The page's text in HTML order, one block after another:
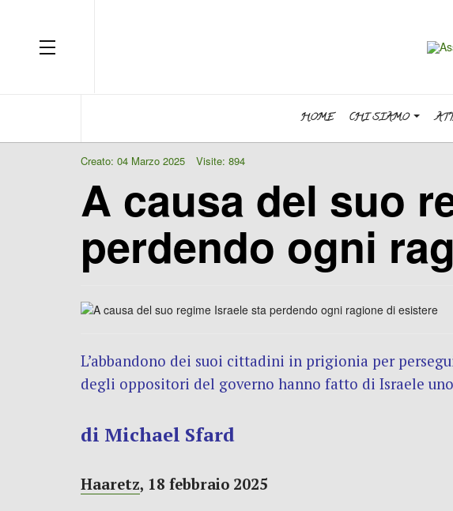
OFF CANVAS
HOME CHI SIAMO
Creato: 04 Marzo 2025 Visite: 894
A causa del suo
perdendo ogni
L’abbandono dei suoi cittadini in prigionia per
degli oppositori del governo hanno fatto di Israele
di Michael Sfard
Haaretz, 18 febbraio 2025